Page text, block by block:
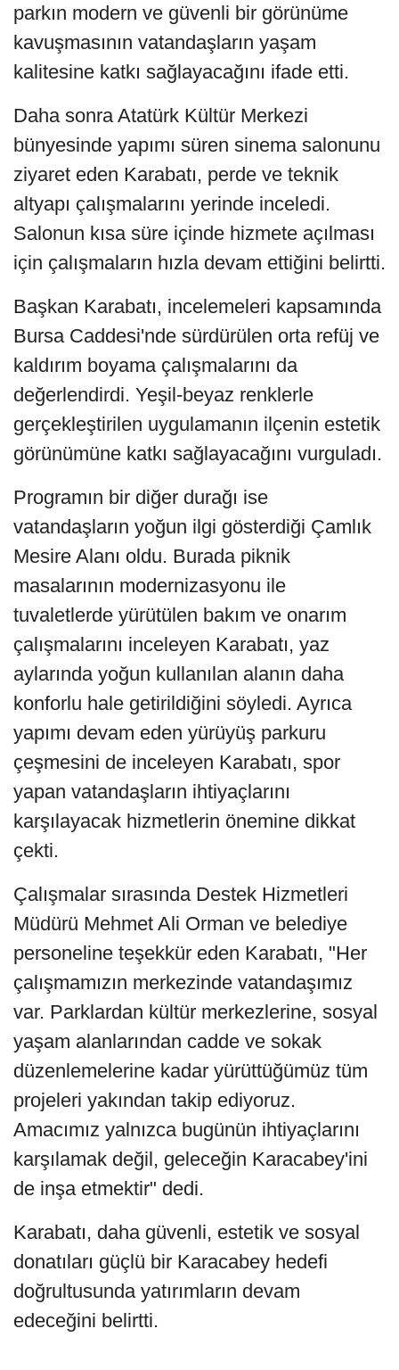
parkın modern ve güvenli bir görünüme
kavuşmasının vatandaşların yaşam
kalitesine katkı sağlayacağını ifade etti.
Daha sonra Atatürk Kültür Merkezi
bünyesinde yapımı süren sinema salonunu
ziyaret eden Karabatı, perde ve teknik
altyapı çalışmalarını yerinde inceledi.
Salonun kısa süre içinde hizmete açılması
için çalışmaların hızla devam ettiğini belirtti.
Başkan Karabatı, incelemeleri kapsamında
Bursa Caddesi'nde sürdürülen orta refüj ve
kaldırım boyama çalışmalarını da
değerlendirdi. Yeşil-beyaz renklerle
gerçekleştirilen uygulamanın ilçenin estetik
görünümüne katkı sağlayacağını vurguladı.
Programın bir diğer durağı ise
vatandaşların yoğun ilgi gösterdiği Çamlık
Mesire Alanı oldu. Burada piknik
masalarının modernizasyonu ile
tuvaletlerde yürütülen bakım ve onarım
çalışmalarını inceleyen Karabatı, yaz
aylarında yoğun kullanılan alanın daha
konforlu hale getirildiğini söyledi. Ayrıca
yapımı devam eden yürüyüş parkuru
çeşmesini de inceleyen Karabatı, spor
yapan vatandaşların ihtiyaçlarını
karşılayacak hizmetlerin önemine dikkat
çekti.
Çalışmalar sırasında Destek Hizmetleri
Müdürü Mehmet Ali Orman ve belediye
personeline teşekkür eden Karabatı, "Her
çalışmamızın merkezinde vatandaşımız
var. Parklardan kültür merkezlerine, sosyal
yaşam alanlarından cadde ve sokak
düzenlemelerine kadar yürüttüğümüz tüm
projeleri yakından takip ediyoruz.
Amacımız yalnızca bugünün ihtiyaçlarını
karşılamak değil, geleceğin Karacabey'ini
de inşa etmektir" dedi.
Karabatı, daha güvenli, estetik ve sosyal
donatıları güçlü bir Karacabey hedefi
doğrultusunda yatırımların devam
edeceğini belirtti.